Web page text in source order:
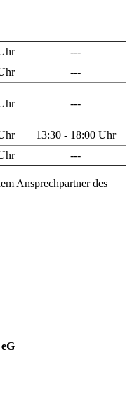
---
---
---
13:30 - 18:00 Uhr
---
Ansprechpartner des